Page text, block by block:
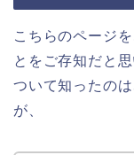
こちらのページ
とをご存知だと
ついて知ったの
が、